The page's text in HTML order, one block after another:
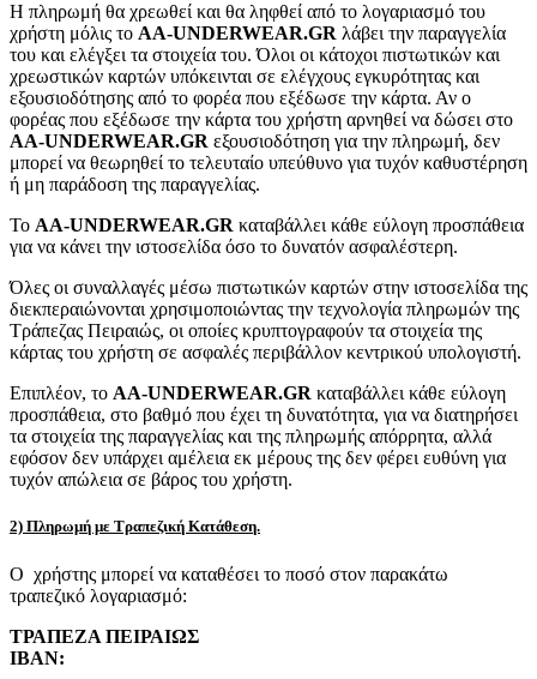
Η πληρωμή θα χρεωθεί και θα ληφθεί από το λογαριασμό του
χρήστη μόλις το AA-UNDERWEAR.GR λάβει την παραγγελία
του και ελέγξει τα στοιχεία του. Όλοι οι κάτοχοι πιστωτικών και
χρεωστικών καρτών υπόκεινται σε ελέγχους εγκυρότητας και
εξουσιοδότησης από το φορέα που εξέδωσε την κάρτα. Αν ο
φορέας που εξέδωσε την κάρτα του χρήστη αρνηθεί να δώσει στο
AA-UNDERWEAR.GR εξουσιοδότηση για την πληρωμή, δεν
μπορεί να θεωρηθεί το τελευταίο υπεύθυνο για τυχόν καθυστέρηση
ή μη παράδοση της παραγγελίας.
Το AA-UNDERWEAR.GR καταβάλλει κάθε εύλογη προσπάθεια
για να κάνει την ιστοσελίδα όσο το δυνατόν ασφαλέστερη.
Όλες οι συναλλαγές μέσω πιστωτικών καρτών στην ιστοσελίδα της
διεκπεραιώνονται χρησιμοποιώντας την τεχνολογία πληρωμών της
Τράπεζας Πειραιώς, οι οποίες κρυπτογραφούν τα στοιχεία της
κάρτας του χρήστη σε ασφαλές περιβάλλον κεντρικού υπολογιστή.
Επιπλέον, το AA-UNDERWEAR.GR καταβάλλει κάθε εύλογη
προσπάθεια, στο βαθμό που έχει τη δυνατότητα, για να διατηρήσει
τα στοιχεία της παραγγελίας και της πληρωμής απόρρητα, αλλά
εφόσον δεν υπάρχει αμέλεια εκ μέρους της δεν φέρει ευθύνη για
τυχόν απώλεια σε βάρος του χρήστη.
2) Πληρωμή με Τραπεζική Κατάθεση.
Ο χρήστης μπορεί να καταθέσει το ποσό στον παρακάτω
τραπεζικό λογαριασμό:
ΤΡΑΠΕΖΑ ΠΕΙΡΑΙΩΣ
IBAN: